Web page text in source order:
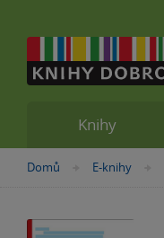
Nacházíte
Domů »
E-knihy
Knihy